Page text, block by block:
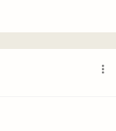
more_vert